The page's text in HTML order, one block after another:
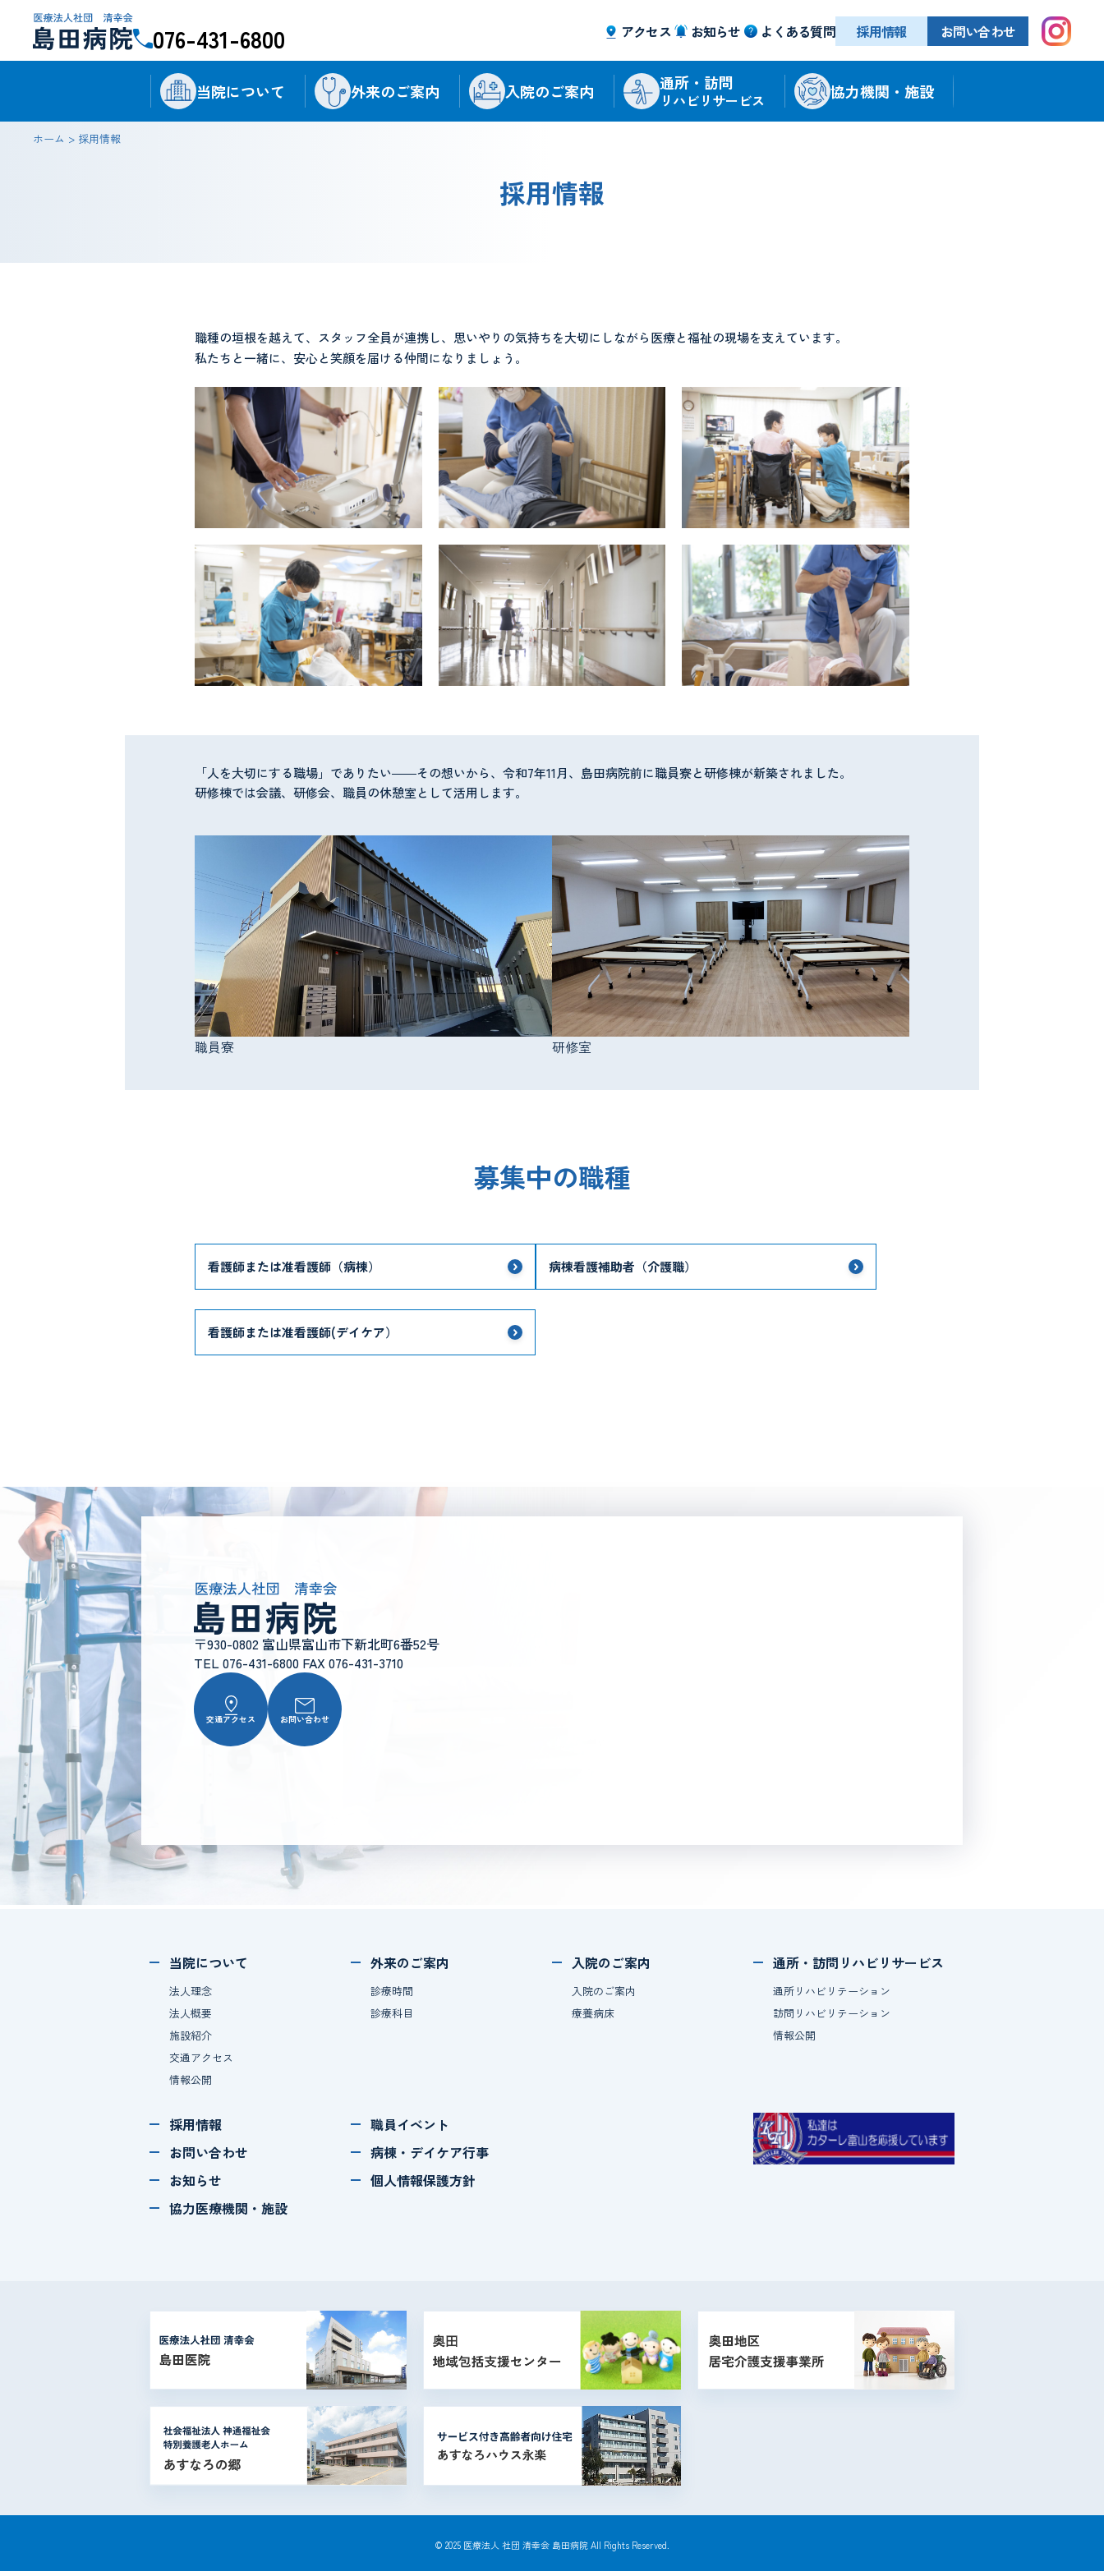
当院について 外来のご案内 入院のご案内 通所・訪問
リハビリサービス 協力機関・施設
アクセス お知らせ よくある質問 採用情報 お問い合わせ
076-431-6800
採用情報
ホーム > 採用情報
職種の垣根を越えて、スタッフ全員が連携し、思いやりの気持ちを大切にしながら医療と福祉の現場を支えています。
私たちと一緒に、安心と笑顔を届ける仲間になりましょう。
「人を大切にする職場」でありたい――その想いから、令和7年11月、島田病院前に職員寮と研修棟が新築されました。
研修棟では会議、研修会、職員の休憩室として活用します。
職員寮 研修室
募集中の職種
看護師または准看護師（病棟） 病棟看護補助者（介護職）
看護師または准看護師(デイケア）
〒930-0802 富山県富山市下新北町6番52号
TEL 076-431-6800 FAX 076-431-3710
交通アクセス お問い合わせ
当院について
法人理念
法人概要
施設紹介
交通アクセス
情報公開
外来のご案内
診療時間
診療科目
入院のご案内
入院のご案内
療養病床
通所・訪問 リハビリサービス
通所リハビリテーション
訪問リハビリテーション
情報公開
採用情報
お問い合わせ
お知らせ
協力医療機関・施設
職員イベント
病棟・デイケア行事
個人情報保護方針
© 2025 医療法人 社団 清幸会 島田病院 All Rights Reserved.